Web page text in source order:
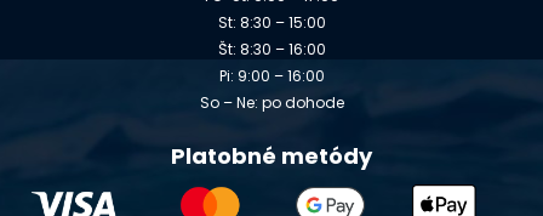
St: 8:30 – 15:00
Št: 8:30 – 16:00
Pi: 9:00 – 16:00
So – Ne: po dohode
Platobné metódy